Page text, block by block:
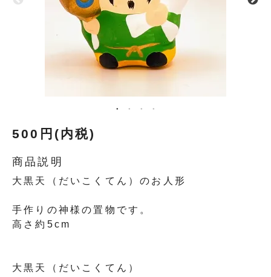
500円(内税)
商品説明
大黒天（だいこくてん）のお人形
手作りの神様の置物です。
高さ約5cm
大黒天（だいこくてん）